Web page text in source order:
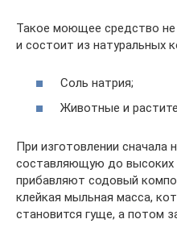
Такое моющее средство
и состоит из натуральных
Соль натрия;
Животные и
При изготовлении сначала
составляющую до высоких
прибавляют содовый
клейкая мыльная масса,
становится гуще, а потом